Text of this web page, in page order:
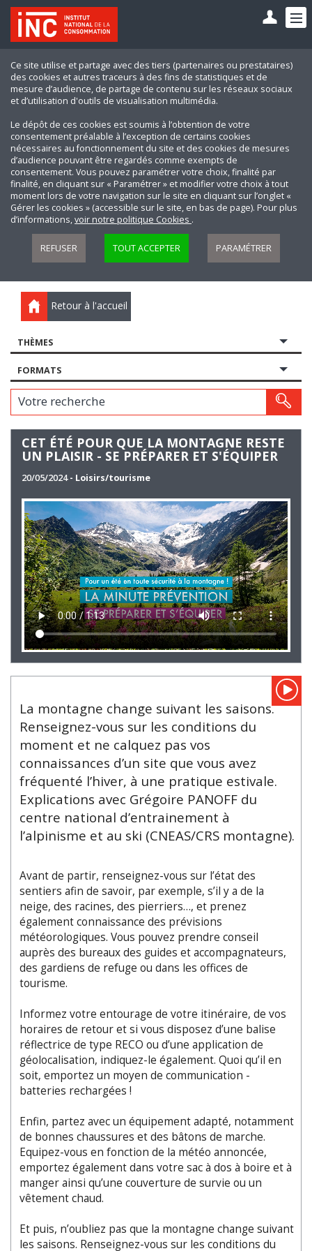
Ce site utilise et partage avec des tiers (partenaires ou prestataires)
des cookies et autres traceurs à des fins de statistiques et de
mesure d’audience, de partage de contenu sur les réseaux sociaux
et d’utilisation d'outils de visualisation multimédia.
Le dépôt de ces cookies est soumis à l’obtention de votre
consentement préalable à l’exception de certains cookies
nécessaires au fonctionnement du site et des cookies de mesures
d’audience pouvant être regardés comme exempts de
consentement. Vous pouvez paramétrer votre choix, finalité par
finalité, en cliquant sur « Paramétrer » et modifier votre choix à tout
moment lors de votre navigation sur le site en cliquant sur l’onglet «
Gérer les cookies » (accessible sur le site, en bas de page). Pour plus
d’informations,voir notre politique Cookies .
REFUSER TOUT ACCEPTER PARAMÉTRER
Retour à l'accueil
THÈMES
FORMATS
Votre recherche
CET ÉTÉ POUR QUE LA MONTAGNE RESTE
UN PLAISIR - SE PRÉPARER ET S'ÉQUIPER
20/05/2024 - Loisirs/tourisme
La montagne change suivant les saisons.
Renseignez-vous sur les conditions du
moment et ne calquez pas vos
connaissances d’un site que vous avez
fréquenté l’hiver, à une pratique estivale.
Explications avec Grégoire PANOFF du
centre national d’entrainement à
l’alpinisme et au ski (CNEAS/CRS montagne).
Avant de partir, renseignez-vous sur l’état des
sentiers afin de savoir, par exemple, s’il y a de la
neige, des racines, des pierriers…, et prenez
également connaissance des prévisions
météorologiques. Vous pouvez prendre conseil
auprès des bureaux des guides et accompagnateurs,
des gardiens de refuge ou dans les offices de
tourisme.
Informez votre entourage de votre itinéraire, de vos
horaires de retour et si vous disposez d’une balise
réflectrice de type RECO ou d’une application de
géolocalisation, indiquez-le également. Quoi qu’il en
soit, emportez un moyen de communication -
batteries rechargées !
Enfin, partez avec un équipement adapté, notamment
de bonnes chaussures et des bâtons de marche.
Equipez-vous en fonction de la météo annoncée,
emportez également dans votre sac à dos à boire et à
manger ainsi qu’une couverture de survie ou un
vêtement chaud.
Et puis, n’oubliez pas que la montagne change suivant
les saisons. Renseignez-vous sur les conditions du